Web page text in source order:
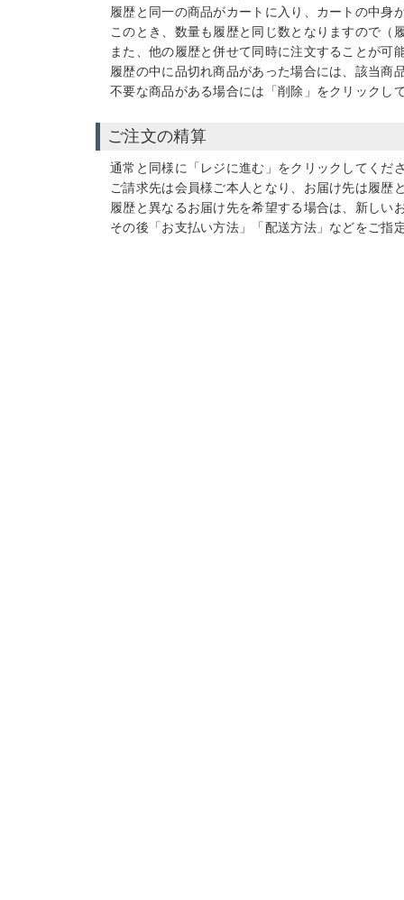
履歴と同一の商品がカートに入り、カートの中身
このとき、数量も履歴と同じ数となりますので
また、他の履歴と併せて同時に注文することが可
履歴の中に品切れ商品があった場合には、該当商
不要な商品がある場合には「削除」をクリックし
ご注文の精算
通常と同様に「レジに進む」をクリックしてくだ
ご請求先は会員様ご本人となり、お届け先は履歴
履歴と異なるお届け先を希望する場合は、新しい
その後「お支払い方法」「配送方法」などをご指